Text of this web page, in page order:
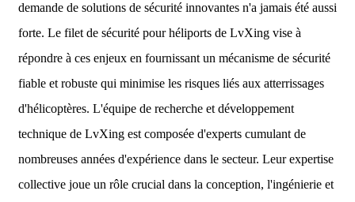
demande de solutions de sécurité innovantes n'a jamais été aussi
forte. Le filet de sécurité pour héliports de LvXing vise à
répondre à ces enjeux en fournissant un mécanisme de sécurité
fiable et robuste qui minimise les risques liés aux atterrissages
d'hélicoptères. L'équipe de recherche et développement
technique de LvXing est composée d'experts cumulant de
nombreuses années d'expérience dans le secteur. Leur expertise
collective joue un rôle crucial dans la conception, l'ingénierie et